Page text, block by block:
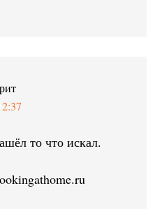
то что искал.